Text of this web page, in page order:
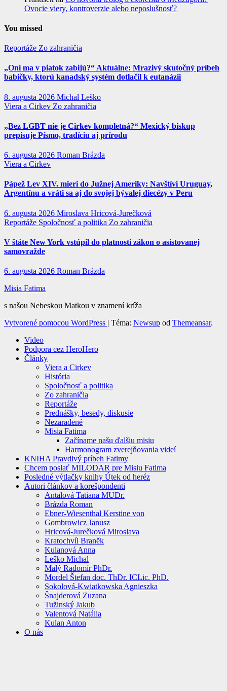
Ovocie viery, kontroverzie alebo neposlušnosť?
You missed
Reportáže Zo zahraničia
„Oni ma v piatok zabijú?“ Aktuálne: Mrazivý skutočný príbeh
babičky, ktorú kanadský systém dotlačil k eutanázii
8. augusta 2026 Michal Leško
Viera a Cirkev Zo zahraničia
„Bez LGBT nie je Cirkev kompletná?“ Mexický biskup
prepisuje Písmo, tradíciu aj prírodu
6. augusta 2026 Roman Brázda
Viera a Cirkev
Pápež Lev XIV. mieri do Južnej Ameriky: Navštívi Uruguay,
Argentínu a vráti sa aj do svojej bývalej diecézy v Peru
6. augusta 2026 Miroslava Hricová-Jurečková
Reportáže Spoločnosť a politika Zo zahraničia
V štáte New York vstúpil do platnosti zákon o asistovanej
samovražde
6. augusta 2026 Roman Brázda
Misia Fatima
s našou Nebeskou Matkou v znamení kríža
Vytvorené pomocou WordPress | Téma: Newsup od Themeansar.
Video
Podpora cez HeroHero
Články
Viera a Cirkev
História
Spoločnosť a politika
Zo zahraničia
Reportáže
Prednášky, besedy, diskusie
Nezaradené
Misia Fatima
Začíname našu ďalšiu misiu
Harmonogram zverejňovania videí
KNIHA Pravdivý príbeh Fatimy
Chcem poslať MILODAR pre Misiu Fatima
Posledné výtlačky knihy Útek od heréz
Autori článkov a korešpondenti
Antalová Tatiana MUDr.
Brázda Roman
Ebner-Wiesenthal Kerstine von
Gombrowicz Janusz
Hricová-Jurečková Miroslava
Kratochvíl Braněk
Kulanová Anna
Leško Michal
Malý Radomír PhDr.
Mordel Štefan doc. ThDr. ICLic. PhD.
Sokolová-Kwiatkowska Agnieszka
Šnajderová Zuzana
Tužinský Jakub
Valentová Natália
Kulan Anton
O nás